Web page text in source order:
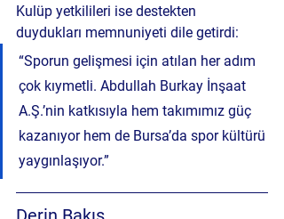
Kulüp yetkilileri ise destekten
duydukları memnuniyeti dile getirdi:
“Sporun gelişmesi için atılan her adım
çok kıymetli. Abdullah Burkay İnşaat
A.Ş.’nin katkısıyla hem takımımız güç
kazanıyor hem de Bursa’da spor kültürü
yaygınlaşıyor.”